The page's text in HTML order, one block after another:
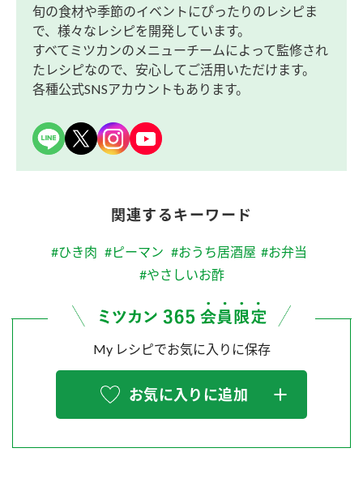
旬の食材や季節のイベントにぴったりのレシピま
で、様々なレシピを開発しています。
すべてミツカンのメニューチームによって監修され
たレシピなので、安心してご活用いただけます。
各種公式SNSアカウントもあります。
関連するキーワード
#ひき肉 #ピーマン #おうち居酒屋 #お弁当
#やさしいお酢
My レシピでお気に入りに保存
お気に入りに追加